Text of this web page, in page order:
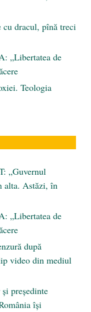
cu dracul, pînă treci
„Libertatea de
Teologia
„Guvernul
alta. Astăzi, în
„Libertatea de
după
video din mediul
președinte
își